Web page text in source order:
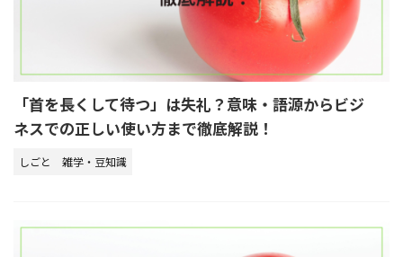
「首を長くして待つ」は失礼？意味・語源からビジ
ネスでの正しい使い方まで徹底解説！
しごと 雑学・豆知識